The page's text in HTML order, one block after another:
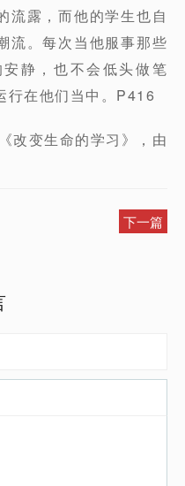
流露，而他的学生也自
流。每次当他服事那些
静，也不会低头做笔
行在他们当中。P416
改变生命的学习》，由
下一篇